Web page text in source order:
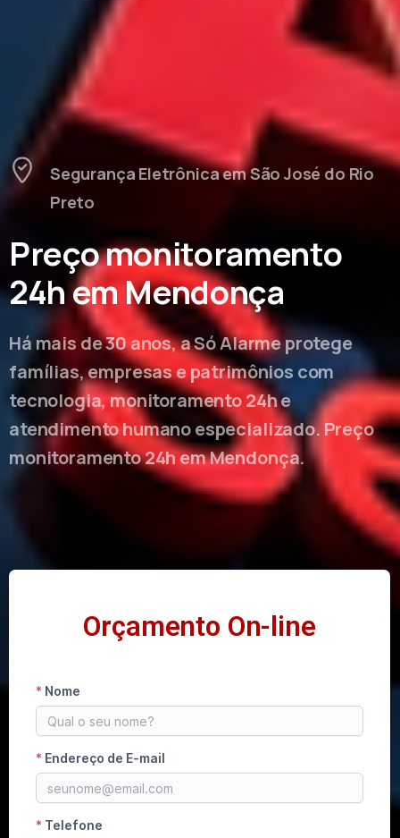
Segurança Eletrônica em São José do Rio
Preto
Preço monitoramento
24h em Mendonça
Há mais de 30 anos, a Só Alarme protege
famílias, empresas e patrimônios com
tecnologia, monitoramento 24h e
atendimento humano especializado. Preço
monitoramento 24h em Mendonça.
Orçamento On-line